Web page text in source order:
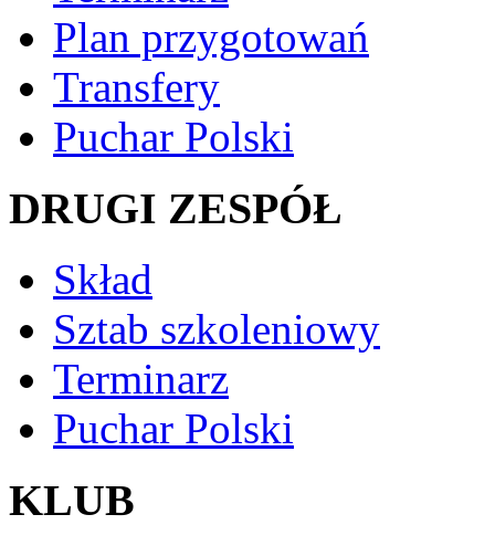
Plan przygotowań
Transfery
Puchar Polski
DRUGI ZESPÓŁ
Skład
Sztab szkoleniowy
Terminarz
Puchar Polski
KLUB